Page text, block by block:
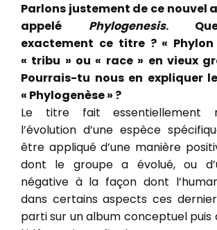
Parlons justement de ce nouvel
appelé Phylogenesis.
exactement ce titre ? «
« tribu » ou « race » en vieux
Pourrais-tu nous en expliquer
« Phylogenèse » ?
Le titre fait essentiellement
l’évolution d’une espèce
être appliqué d’une manière
dont le groupe a évolué, ou
négative à la façon dont
dans certains aspects ces
parti sur un album conceptuel puis